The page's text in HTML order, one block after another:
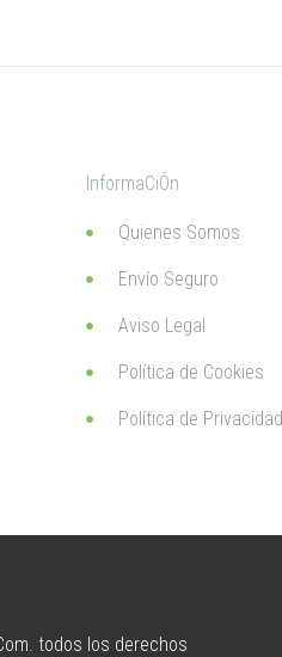
InformaCiÓn
Quienes Somos
Envío Seguro
Aviso Legal
Política de Cookies
Política de Privacidad
todos los derechos